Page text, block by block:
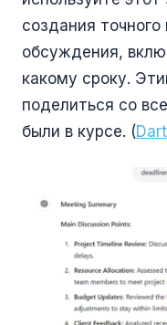
создания
обсуждения,
какому сроку.
поделиться со
были в курсе. (